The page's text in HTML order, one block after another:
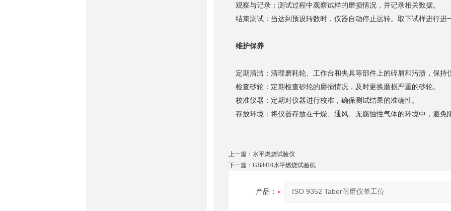
观察与记录：测试过程中观察试样的磨损情况，并记录相关数据。
结束测试：当达到预设转数时，仪器自动停止运转。取下试样进行进
维护保养
定期清洁：清理磨耗轮、工作台和夹具等部件上的碎屑和污渍，保持
检查砂轮：定期检查砂轮的磨损情况，及时更换磨损严重的砂轮。
校准仪器：定期对仪器进行校准，确保测试结果的准确性。
存放环境：将仪器存放在干燥、通风、无腐蚀性气体的环境中，避免
上一篇： 水平燃烧试验仪
下一篇： GB8410水平燃烧试验机
产品：